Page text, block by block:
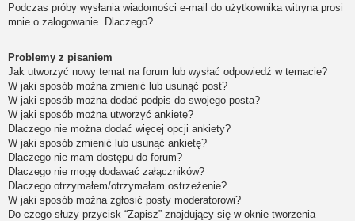
Podczas próby wysłania wiadomości e-mail do użytkownika witryna prosi
mnie o zalogowanie. Dlaczego?
Problemy z pisaniem
Jak utworzyć nowy temat na forum lub wysłać odpowiedź w temacie?
W jaki sposób można zmienić lub usunąć post?
W jaki sposób można dodać podpis do swojego posta?
W jaki sposób można utworzyć ankietę?
Dlaczego nie można dodać więcej opcji ankiety?
W jaki sposób zmienić lub usunąć ankietę?
Dlaczego nie mam dostępu do forum?
Dlaczego nie mogę dodawać załączników?
Dlaczego otrzymałem/otrzymałam ostrzeżenie?
W jaki sposób można zgłosić posty moderatorowi?
Do czego służy przycisk “Zapisz” znajdujący się w oknie tworzenia